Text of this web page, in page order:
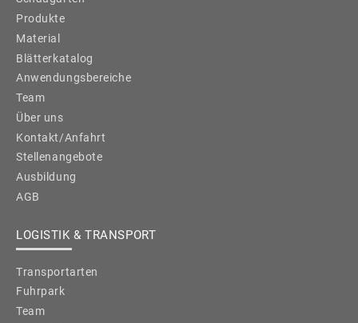
Produkte
Material
Blätterkatalog
Anwendungsbereiche
Team
Über uns
Kontakt/Anfahrt
Stellenangebote
Ausbildung
AGB
LOGISTIK & TRANSPORT
Transportarten
Fuhrpark
Team